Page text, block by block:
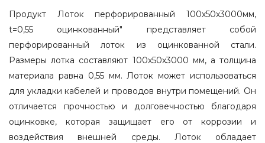
Продукт Лоток перфорированный 100х50х3000мм,
t=0,55 оцинкованный" представляет собой
перфорированный лоток из оцинкованной стали.
Размеры лотка составляют 100х50х3000 мм, а толщина
материала равна 0,55 мм. Лоток может использоваться
для укладки кабелей и проводов внутри помещений. Он
отличается прочностью и долговечностью благодаря
оцинковке, которая защищает его от коррозии и
воздействия внешней среды. Лоток обладает